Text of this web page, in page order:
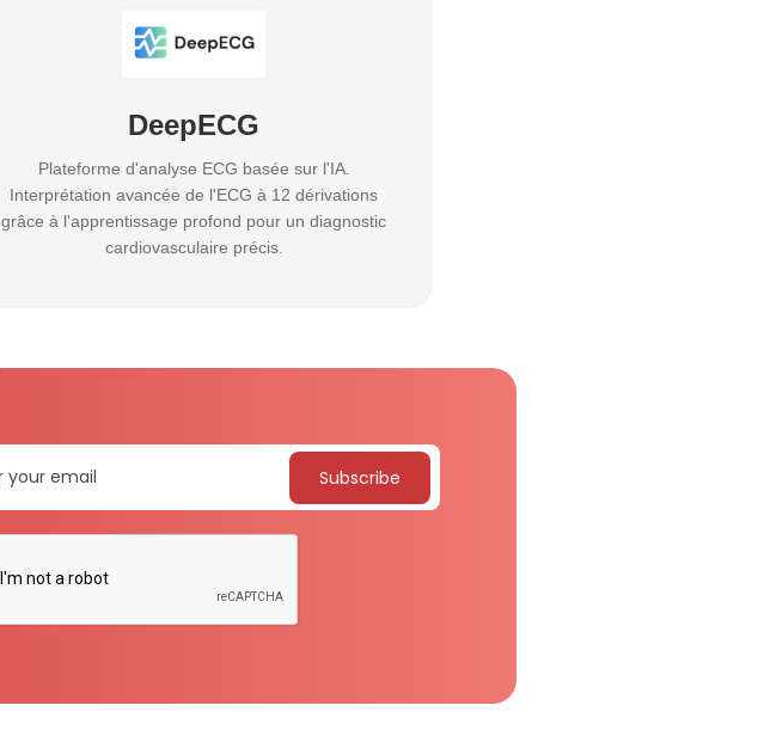
DeepECG
Plateforme d'analyse ECG basée sur l'IA.
Interprétation avancée de l'ECG à 12 dérivations
grâce à l'apprentissage profond pour un diagnostic
cardiovasculaire précis.